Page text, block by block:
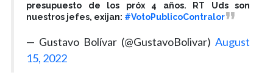
presupuesto de los próx 4 años. RT Uds son
nuestros jefes, exijan: #VotoPublicoContralor
— Gustavo Bolívar (@GustavoBolivar) August
15, 2022